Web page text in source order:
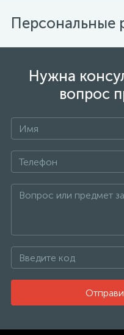
Персональные
Нужна
вопрос